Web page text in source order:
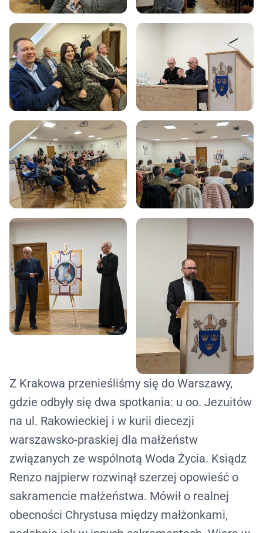
Z Krakowa przenieśliśmy się do Warszawy,
gdzie odbyły się dwa spotkania: u oo. Jezuitów
na ul. Rakowieckiej i w kurii diecezji
warszawsko-praskiej dla małżeństw
związanych ze wspólnotą Woda Życia. Ksiądz
Renzo najpierw rozwinął szerzej opowieść o
sakramencie małżeństwa. Mówił o realnej
obecności Chrystusa między małżonkami,